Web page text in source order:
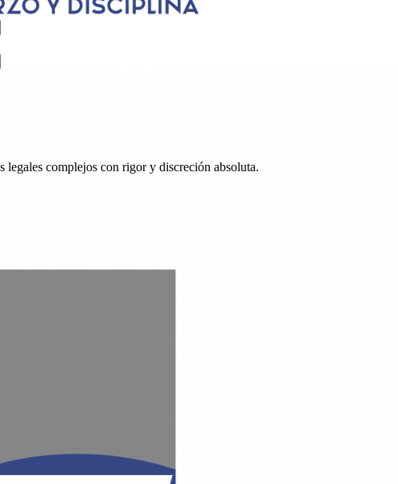
legales complejos con rigor y discreción absoluta.